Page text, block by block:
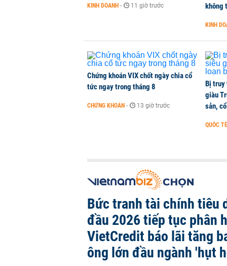
KINH DOANH - 11 giờ trước
không
KINH
Chứng khoán VIX chốt ngày chia cổ
tức ngay trong tháng 8
CHỨNG KHOÁN - 13 giờ trước
Bị truy
giàu
sản,
QUỐC TẾ
Bức tranh tài chính tiêu
đầu 2026 tiếp tục phân
VietCredit báo lãi tăng
ông lớn đầu ngành 'hụt